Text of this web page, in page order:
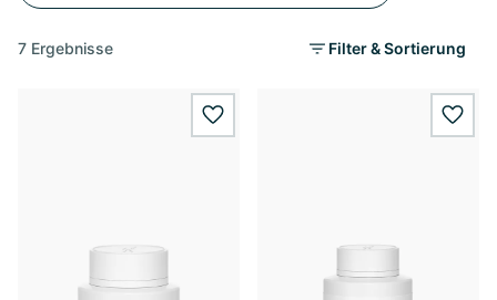
7 Ergebnisse Filter & Sortierung
wishlist.add